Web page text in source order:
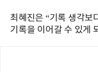
최혜진은 “기 록 생각보
기록을 이어갈 수 있게